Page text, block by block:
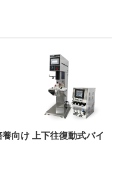
向け 上下往復動式バイ